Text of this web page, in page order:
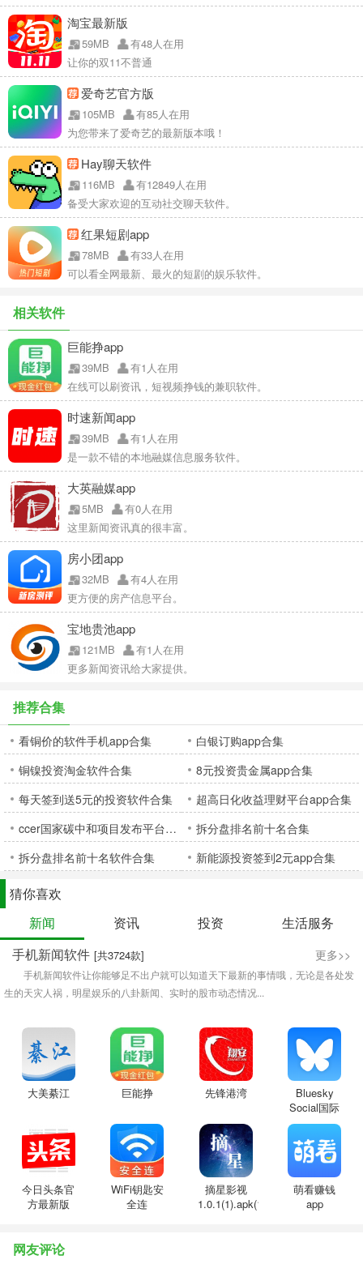
淘宝最新版
59MB
有48人在用
让你的双11不普通
爱奇艺官方版
105MB
有85人在用
为您带来了爱奇艺的最新版本哦！
Hay聊天软件
116MB
有12849人在用
备受大家欢迎的互动社交聊天软件。
红果短剧app
78MB
有33人在用
可以看全网最新、最火的短剧的娱乐软件。
相关软件
巨能挣app
39MB
有1人在用
在线可以刷资讯，短视频挣钱的兼职软件。
时速新闻app
39MB
有1人在用
是一款不错的本地融媒信息服务软件。
大英融媒app
5MB
有0人在用
这里新闻资讯真的很丰富。
房小团app
32MB
有4人在用
更方便的房产信息平台。
宝地贵池app
121MB
有1人在用
更多新闻资讯给大家提供。
推荐合集
看铜价的软件手机app合集
白银订购app合集
铜镍投资淘金软件合集
8元投资贵金属app合集
每天签到送5元的投资软件合集
超高日化收益理财平台app合集
ccer国家碳中和项目发布平台app合集
拆分盘排名前十名合集
拆分盘排名前十名软件合集
新能源投资签到2元app合集
猜你喜欢
新闻
资讯 投资
生活服务
手机新闻软件 [共3724款] 更多>>
手机新闻软件让你能够足不出户就可以知道天下最新的事情哦，无论是各处发
生的天灾人祸，明星娱乐的八卦新闻、实时的股市动态情况...
大美綦江 巨能挣 先锋港湾
Bluesky
Social国际
版
今日头条官
方最新版
WiFi钥匙安
全连
摘星影视
1.0.1(1).apk(15.1M)
萌看赚钱
app
网友评论